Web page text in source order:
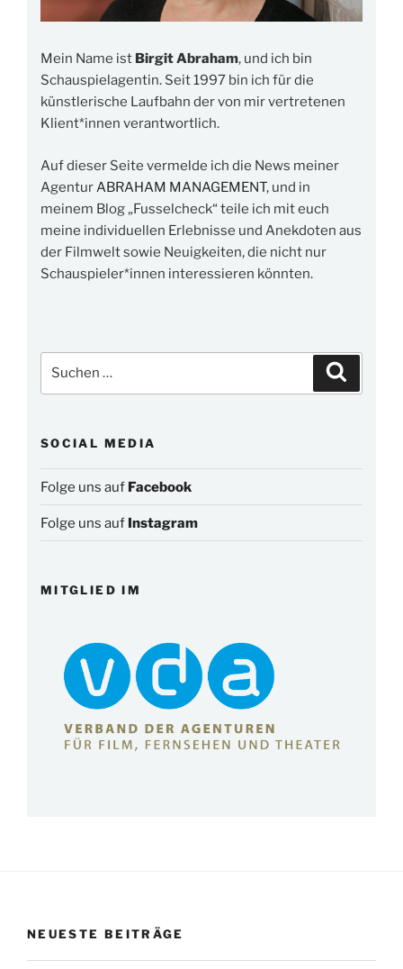
Mein Name ist Birgit Abraham, und ich bin
Schauspielagentin. Seit 1997 bin ich für die
künstlerische Laufbahn der von mir vertretenen
Klient*innen verantwortlich.
Auf dieser Seite vermelde ich die News meiner
AgenturABRAHAM MANAGEMENT, und in
meinem Blog „Fusselcheck“ teile ich mit euch
meine individuellen Erlebnisse und Anekdoten aus
der Filmwelt sowie Neuigkeiten, die nicht nur
Schauspieler*innen interessieren könnten.
nach:
SOCIAL MEDIA
Folge uns auf Facebook
Folge uns auf Instagram
MITGLIED IM
NEUESTE BEITRÄGE